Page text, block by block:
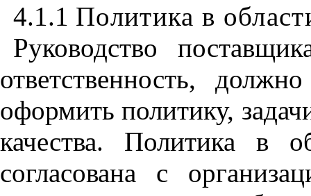
4.1.1 Политика в
Руководство
ответственность, должно
оформить политику,
качества. Политика в
согласована с